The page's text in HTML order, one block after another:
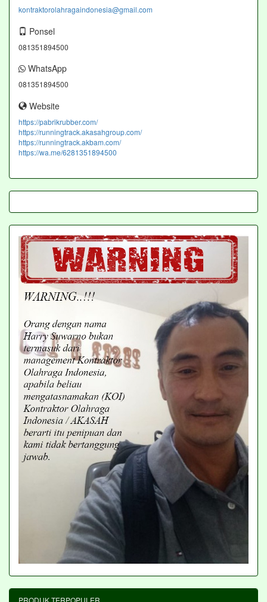
kontraktorolahragaindonesia@gmail.com
Ponsel
081351894500
WhatsApp
081351894500
Website
https://pabrikrubber.com/
https://runningtrack.akasahgroup.com/
https://runningtrack.akbam.com/
https://wa.me/6281351894500
PRODUK TERPOPULER